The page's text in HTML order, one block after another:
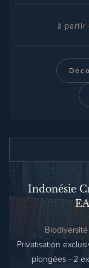
à partir
Indonésie
Privatisation
plongées - 2